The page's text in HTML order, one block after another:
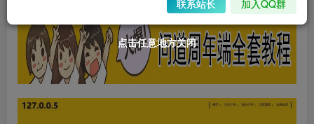
点击任意地方关闭
点击任意地方关闭
点击任意地方关闭
点击任意地方关闭
点击任意地方关闭
点击任意地方关闭
点击任意地方关闭
联系站长 加入QQ群